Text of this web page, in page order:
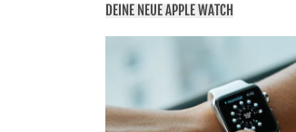
DEINE NEUE APPLE WATCH